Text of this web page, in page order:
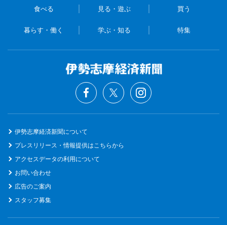
食べる 見る・遊ぶ 買う
暮らす・働く 学ぶ・知る 特集
伊勢志摩経済新聞について
プレスリリース・情報提供はこちらから
アクセスデータの利用について
お問い合わせ
広告のご案内
スタッフ募集